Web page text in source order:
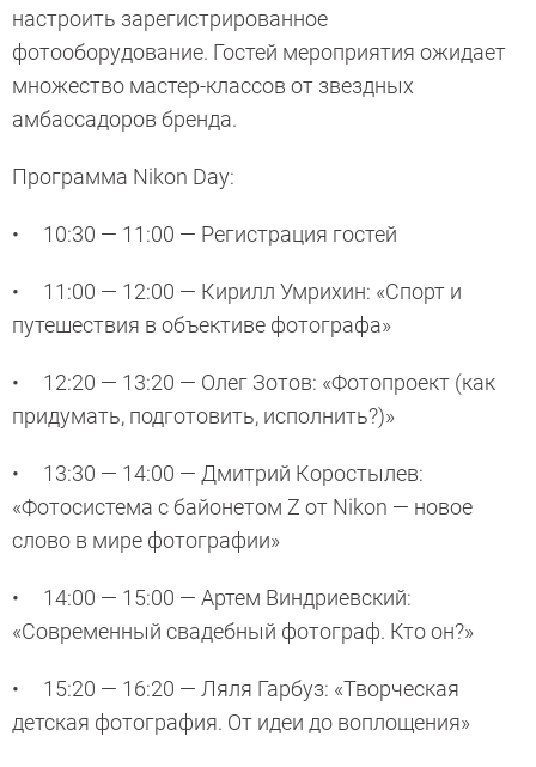
настроить зарегистрированное
фотооборудование. Гостей мероприятия ожидает
множество мастер-классов от звездных
амбассадоров бренда.
Программа Nikon Day:
• 10:30 — 11:00 — Регистрация гостей
• 11:00 — 12:00 — Кирилл Умрихин: «Спорт и
путешествия в объективе фотографа»
• 12:20 — 13:20 — Олег Зотов: «Фотопроект (как
придумать, подготовить, исполнить?)»
• 13:30 — 14:00 — Дмитрий Коростылев:
«Фотосистема с байонетом Z от Nikon — новое
слово в мире фотографии»
• 14:00 — 15:00 — Артем Виндриевский:
«Современный свадебный фотограф. Кто он?»
• 15:20 — 16:20 — Ляля Гарбуз: «Творческая
детская фотография. От идеи до воплощения»